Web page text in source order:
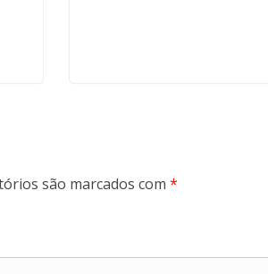
são marcados com *